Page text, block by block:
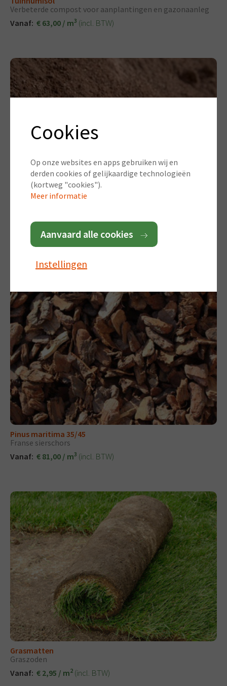
Verbeterde compost voor aanplantingen en gazonaanleg
Vanaf: € 63,00 / m3 (incl. BTW)
Lavagruis / Pouzzolane
€ 37,00 (incl. BTW)
Pinus maritima 35/45
Franse sierschors
Vanaf: € 81,00 / m3 (incl. BTW)
Grasmatten
Graszoden
Vanaf: € 2,95 / m2 (incl. BTW)
Cookies
Op onze websites en apps gebruiken wij en
derden cookies of gelijkaardige technologieën
(kortweg "cookies").
Meer informatie
Aanvaard alle cookies
Instellingen